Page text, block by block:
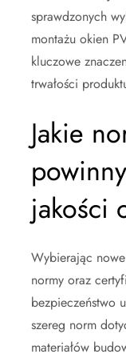
sprawdzonych
montażu okien
kluczowe
trwałości
Jakie
jakości
Wybierając
normy oraz
bezpieczeństwo
szereg norm
materiałów